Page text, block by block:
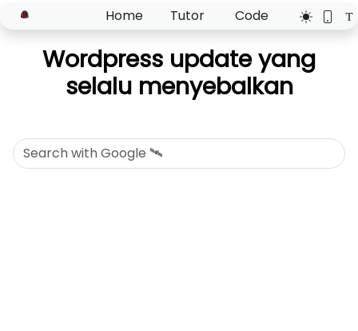
Home Tutor Code
Wordpress update yang
selalu menyebalkan